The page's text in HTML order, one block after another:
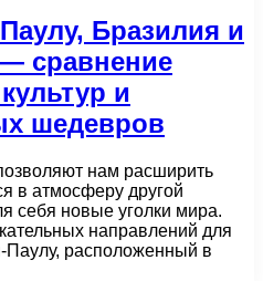
Бразилия и
сравнение
и
шедевров
нам расширить
в атмосферу другой
себя новые уголки мира.
направлений для
расположенный в